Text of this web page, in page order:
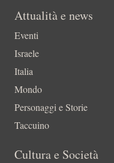
Attualità e news
Eventi
Israele
Italia
Mondo
Personaggi e Storie
Taccuino
Cultura e Società